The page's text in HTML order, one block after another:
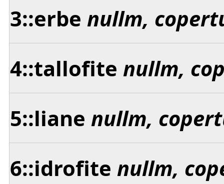
3::erbe nullm,
4::tallofite nullm,
5::liane nullm,
6::idrofite nullm,